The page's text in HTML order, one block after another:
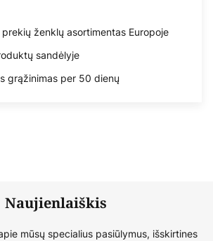
ženklų asortimentas Europoje
sandėlyje
grąžinimas per 50 dienų
Naujienlaiškis
mūsų specialius pasiūlymus, išskirtines